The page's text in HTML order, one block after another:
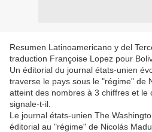
Resumen Latinoamericano y del
traduction Françoise Lopez pour
Un éditorial du journal états-unien
traverse le pays sous le "régime" de
atteint des nombres à 3 chiffres et le
signale-t-il.
Le journal états-unien The
éditorial au "régime" de Nicolás